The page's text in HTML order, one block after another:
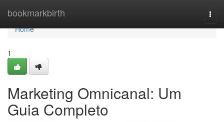
bookmarkbirth
Home
Home
1
Marketing Omnicanal: Um
Guia Completo